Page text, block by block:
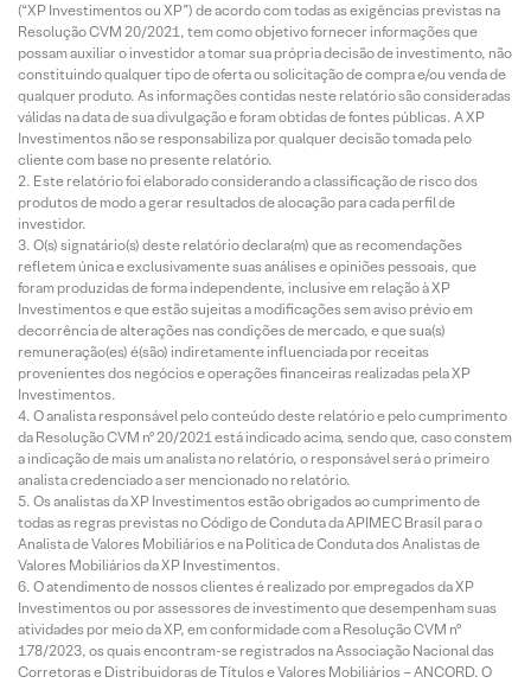
(“XP Investimentos ou XP”) de acordo com todas as exigências previstas na
Resolução CVM 20/2021, tem como objetivo fornecer informações que
possam auxiliar o investidor a tomar sua própria decisão de investimento, não
constituindo qualquer tipo de oferta ou solicitação de compra e/ou venda de
qualquer produto. As informações contidas neste relatório são consideradas
válidas na data de sua divulgação e foram obtidas de fontes públicas. A XP
Investimentos não se responsabiliza por qualquer decisão tomada pelo
cliente com base no presente relatório.
Este relatório foi elaborado considerando a classificação de risco dos
produtos de modo a gerar resultados de alocação para cada perfil de
investidor.
O(s) signatário(s) deste relatório declara(m) que as recomendações
refletem única e exclusivamente suas análises e opiniões pessoais, que
foram produzidas de forma independente, inclusive em relação à XP
Investimentos e que estão sujeitas a modificações sem aviso prévio em
decorrência de alterações nas condições de mercado, e que sua(s)
remuneração(es) é(são) indiretamente influenciada por receitas
provenientes dos negócios e operações financeiras realizadas pela XP
Investimentos.
O analista responsável pelo conteúdo deste relatório e pelo cumprimento
da Resolução CVM nº 20/2021 está indicado acima, sendo que, caso constem
a indicação de mais um analista no relatório, o responsável será o primeiro
analista credenciado a ser mencionado no relatório.
Os analistas da XP Investimentos estão obrigados ao cumprimento de
todas as regras previstas no Código de Conduta da APIMEC Brasil para o
Analista de Valores Mobiliários e na Política de Conduta dos Analistas de
Valores Mobiliários da XP Investimentos.
O atendimento de nossos clientes é realizado por empregados da XP
Investimentos ou por assessores de investimento que desempenham suas
atividades por meio da XP, em conformidade com a Resolução CVM nº
178/2023, os quais encontram-se registrados na Associação Nacional das
Corretoras e Distribuidoras de Títulos e Valores Mobiliários – ANCORD. O